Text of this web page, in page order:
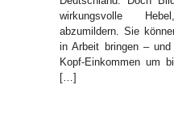
wirkungsvolle
abzumildern. Sie
in Arbeit bringen –
Kopf-Einkommen um
[…]